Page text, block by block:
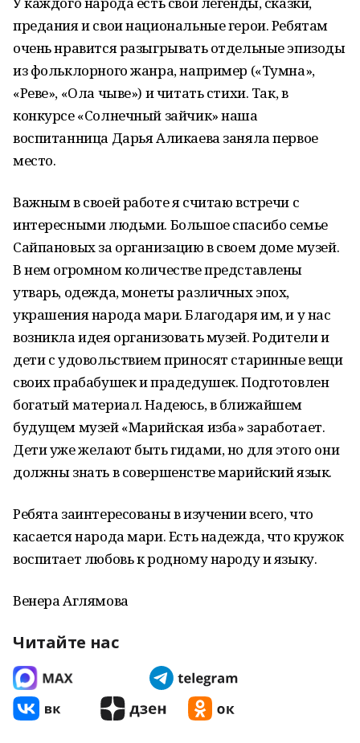
предания и свои национальные герои. Ребятам
очень нравится разыгрывать отдельные эпизоды
из фольклорного жанра, например («Тумна»,
«Реве», «Ола чыве») и читать стихи. Так, в
конкурсе «Солнечный зайчик» наша
воспитанница Дарья Аликаева заняла первое
место.
Важным в своей работе я считаю встречи с
интересными людьми. Большое спасибо семье
Сайпановых за организацию в своем доме музей.
В нем огромном количестве представлены
утварь, одежда, монеты различных эпох,
украшения народа мари. Благодаря им, и у нас
возникла идея организовать музей. Родители и
дети с удовольствием приносят старинные вещи
своих прабабушек и прадедушек. Подготовлен
богатый материал. Надеюсь, в ближайшем
будущем музей «Марийская изба» заработает.
Дети уже желают быть гидами, но для этого они
должны знать в совершенстве марийский язык.
Ребята заинтересованы в изучении всего, что
касается народа мари. Есть надежда, что кружок
воспитает любовь к родному народу и языку.
Венера Аглямова
Читайте нас